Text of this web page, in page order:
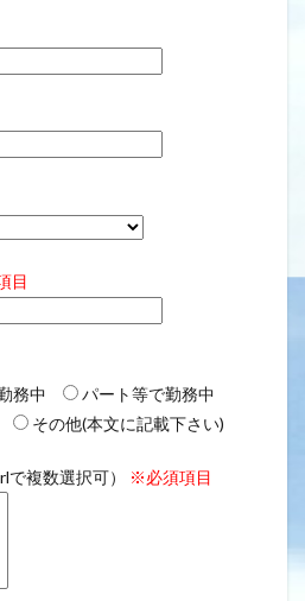
目
務中
パート等で勤務中
その他(本文に記載下さい)
複数選択可） ※必須項目